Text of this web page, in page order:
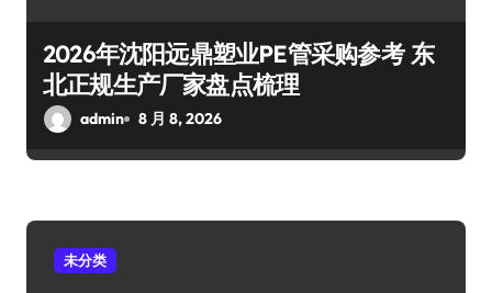
2026年沈阳远鼎塑业PE管采购参考 东
北正规生产厂家盘点梳理
admin 8 月 8, 2026
未分类